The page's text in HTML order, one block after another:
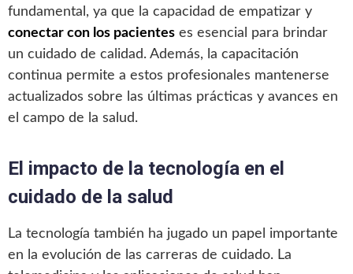
fundamental, ya que la capacidad de empatizar y
conectar con los pacientes es esencial para brindar
un cuidado de calidad. Además, la capacitación
continua permite a estos profesionales mantenerse
actualizados sobre las últimas prácticas y avances en
el campo de la salud.
El impacto de la tecnología en el
cuidado de la salud
La tecnología también ha jugado un papel importante
en la evolución de las carreras de cuidado. La